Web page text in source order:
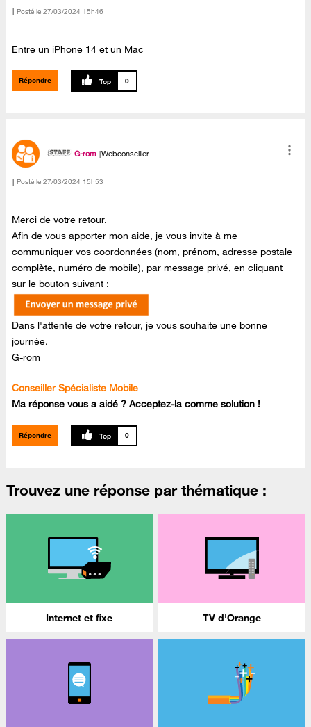
Posté le ‎27/03/2024 15h46
Entre un iPhone 14 et un Mac
Répondre 0
G-rom Webconseiller
Posté le ‎27/03/2024 15h53
Merci de votre retour.
Afin de vous apporter mon aide, je vous invite à me
communiquer vos coordonnées (nom, prénom, adresse postale
complète, numéro de mobile), par message privé, en cliquant
sur le bouton suivant :
Dans l'attente de votre retour, je vous souhaite une bonne
journée.
G-rom
Conseiller Spécialiste Mobile
Ma réponse vous a aidé ? Acceptez-la comme solution !
Répondre 0
Trouvez une réponse par thématique :
Internet et fixe TV d'Orange